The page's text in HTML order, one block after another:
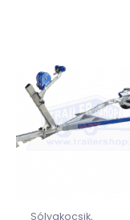
Sólyakocsik,